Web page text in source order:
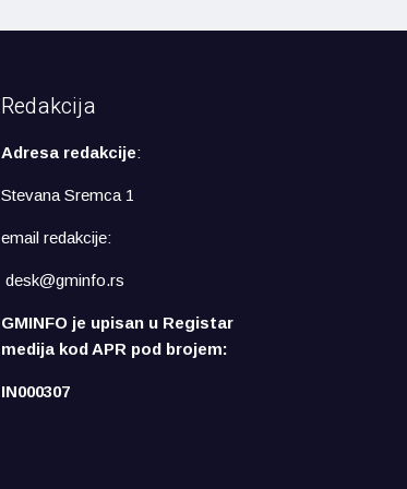
Redakcija
Adresa redakcije:
Stevana Sremca 1
email redakcije:
desk@gminfo.rs
GMINFO je upisan u Registar
medija kod APR pod brojem:
IN000307